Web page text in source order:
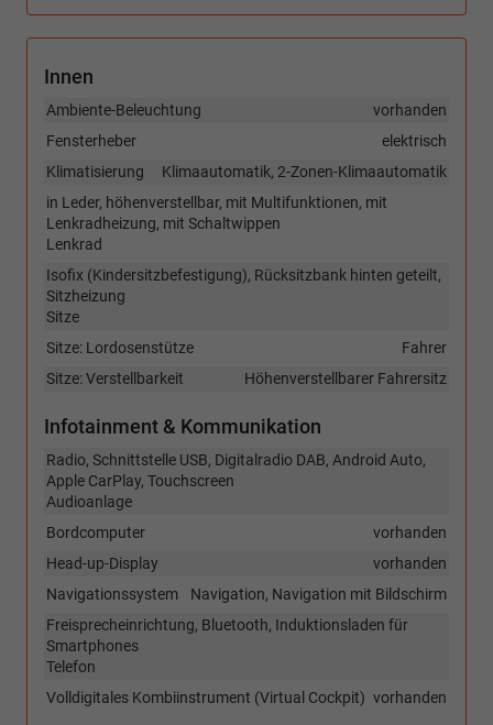
Innen
vorhanden
Ambiente-Beleuchtung
elektrisch
Fensterheber
Klimaautomatik, 2-Zonen-Klimaautomatik
Klimatisierung
in Leder, höhenverstellbar, mit Multifunktionen, mit
Lenkradheizung, mit Schaltwippen
Lenkrad
Isofix (Kindersitzbefestigung), Rücksitzbank hinten geteilt,
Sitzheizung
Sitze
Fahrer
Sitze: Lordosenstütze
Höhenverstellbarer Fahrersitz
Sitze: Verstellbarkeit
Infotainment & Kommunikation
Radio, Schnittstelle USB, Digitalradio DAB, Android Auto,
Apple CarPlay, Touchscreen
Audioanlage
vorhanden
Bordcomputer
vorhanden
Head-up-Display
Navigation, Navigation mit Bildschirm
Navigationssystem
Freisprecheinrichtung, Bluetooth, Induktionsladen für
Smartphones
Telefon
vorhanden
Volldigitales Kombiinstrument (Virtual Cockpit)